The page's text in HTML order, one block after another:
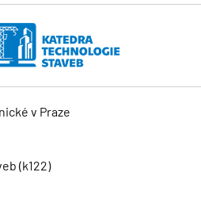
v Praze
(k122)